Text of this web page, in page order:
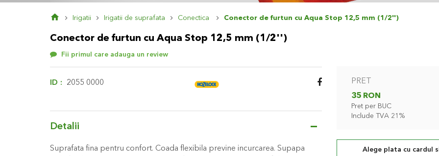
Irigatii Irigatii de suprafata Conectica Conector de furtun cu Aqua Stop 12,5 mm (1/2'')
Conector de furtun cu Aqua Stop 12,5 mm (1/2'')
Fii primul care adauga un review
PRET
35 RON
Pret per BUC
Include TVA 21%
Alege plata cu cardul
ID 2055 0000
Detalii
Suprafata fina pentru confort. Coada flexibila previne incurcarea. Supapa